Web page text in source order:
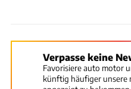
Verpasse keine
Favorisiere auto motor
künftig häufiger unsere